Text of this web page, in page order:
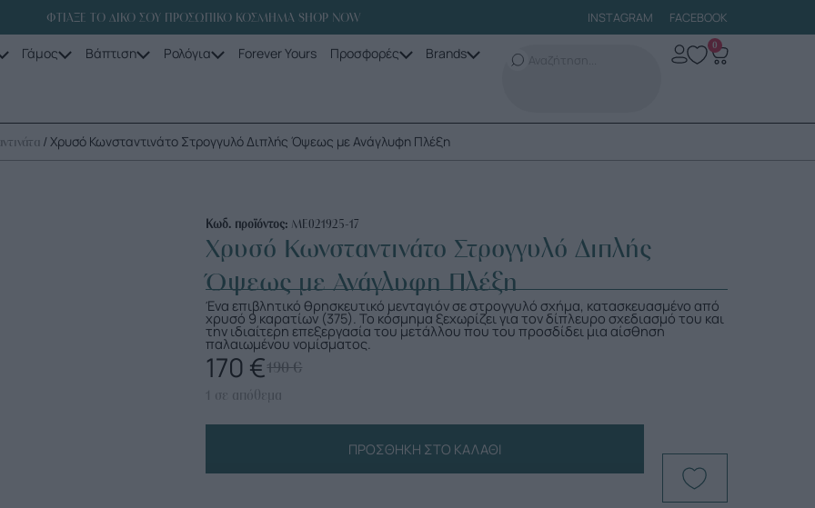
ΦΤΙΑΞΕ ΤΟ ΔΙΚΟ ΣΟΥ ΠΡΟΣΩΠΙΚΟ ΚΟΣΜΗΜΑ SHOP NOW INSTAGRAM FACEBOOK
Γάμος Βάπτιση Ρολόγια Forever Yours Προσφορές Brands 0
/ Χρυσό Κωνσταντινάτο Στρογγυλό Διπλής Όψεως με Ανάγλυφη Πλέξη
Κωδ. προϊόντος: ME021925-17
Χρυσό Κωνσταντινάτο Στρογγυλό Διπλής
Όψεως με Ανάγλυφη Πλέξη
Ένα επιβλητικό θρησκευτικό μενταγιόν σε στρογγυλό σχήμα, κατασκευασμένο από
χρυσό 9 καρατίων (375). Το κόσμημα ξεχωρίζει για τον δίπλευρο σχεδιασμό του και
την ιδιαίτερη επεξεργασία του μετάλλου που του προσδίδει μια αίσθηση
παλαιωμένου νομίσματος.
190€
170 €
1 σε απόθεμα
ΠΡΟΣΘΉΚΗ ΣΤΟ ΚΑΛΆΘΙ